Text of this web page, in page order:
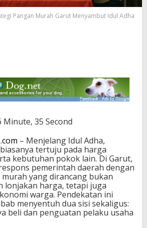
Pangan Murah Garut Menyambut Idul Adha
Minute, 35 Second
– Menjelang Idul Adha,
tertuju pada harga
kebutuhan pokok lain. Di Garut,
pemerintah daerah dengan
yang dirancang bukan
lonjakan harga, tetapi juga
warga. Pendekatan ini
menyentuh dua sisi sekaligus:
beli dan penguatan pelaku usaha